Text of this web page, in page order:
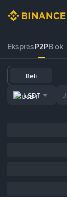
EkspresP2PBlok
Beli
USDT